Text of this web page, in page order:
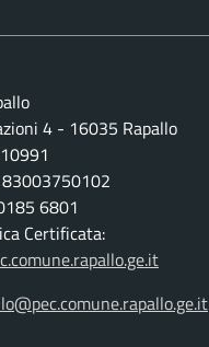
4 - 16035 Rapallo
83003750102
6801
Certificata: